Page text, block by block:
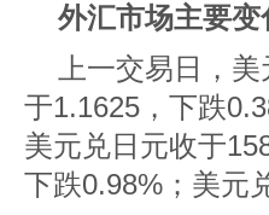
外汇市场主要变
上一交易日，
于1.1625，下跌
美元兑日元收于
下跌0.98%；美元